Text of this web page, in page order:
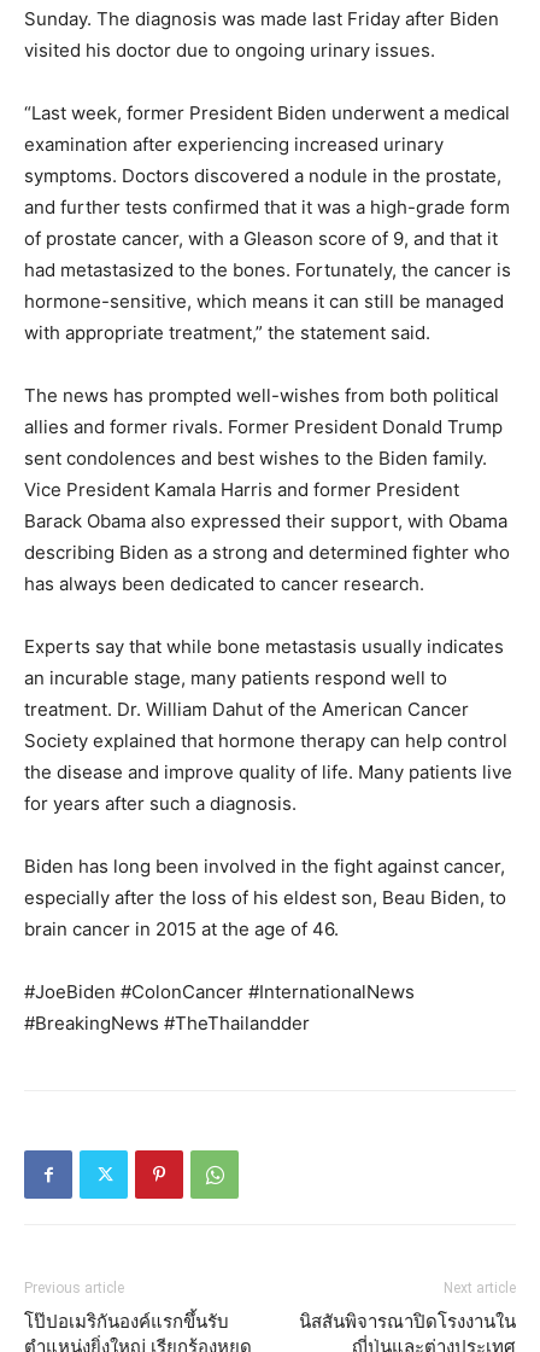
Sunday. The diagnosis was made last Friday after Biden
visited his doctor due to ongoing urinary issues.
“Last week, former President Biden underwent a medical
examination after experiencing increased urinary
symptoms. Doctors discovered a nodule in the prostate,
and further tests confirmed that it was a high-grade form
of prostate cancer, with a Gleason score of 9, and that it
had metastasized to the bones. Fortunately, the cancer is
hormone-sensitive, which means it can still be managed
with appropriate treatment,” the statement said.
The news has prompted well-wishes from both political
allies and former rivals. Former President Donald Trump
sent condolences and best wishes to the Biden family.
Vice President Kamala Harris and former President
Barack Obama also expressed their support, with Obama
describing Biden as a strong and determined fighter who
has always been dedicated to cancer research.
Experts say that while bone metastasis usually indicates
an incurable stage, many patients respond well to
treatment. Dr. William Dahut of the American Cancer
Society explained that hormone therapy can help control
the disease and improve quality of life. Many patients live
for years after such a diagnosis.
Biden has long been involved in the fight against cancer,
especially after the loss of his eldest son, Beau Biden, to
brain cancer in 2015 at the age of 46.
#JoeBiden #ColonCancer #InternationalNews
#BreakingNews #TheThailandder
Previous article
โป๊ปอเมริกันองค์แรกขึ้นรับ
ตำแหน่งยิ่งใหญ่ เรียกร้องหยุด
Next article
นิสสันพิจารณาปิดโรงงานใน
ญี่ปุ่นและต่างประเทศ